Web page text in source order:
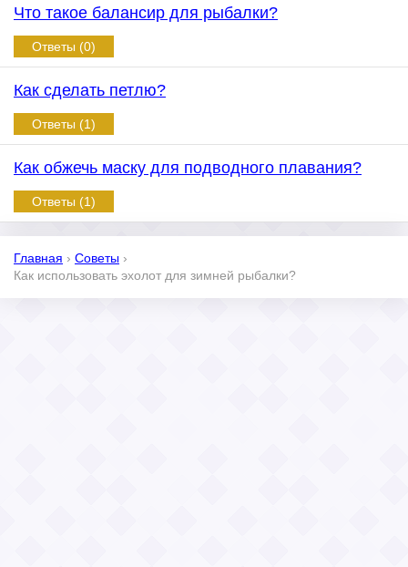
Что такое балансир для рыбалки?
Ответы (0)
Как сделать петлю?
Ответы (1)
Как обжечь маску для подводного плавания?
Ответы (1)
Главная › Советы ›
Как использовать эхолот для зимней рыбалки?